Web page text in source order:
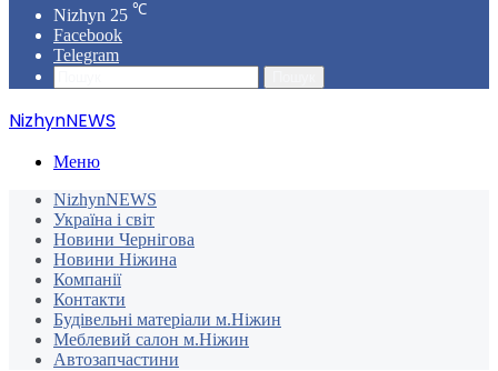
Nizhyn 25 ℃
Facebook
Telegram
NizhynNEWS
Меню
NizhynNEWS
Україна і світ
Новини Чернігова
Новини Ніжина
Компанії
Контакти
Будівельні матеріали м.Ніжин
Меблевий салон м.Ніжин
Автозапчастини